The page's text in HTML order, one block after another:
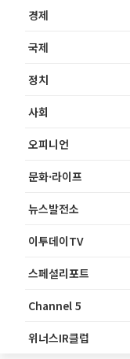
경제
국제
정치
사회
오피니언
문화·라이프
뉴스발전소
이투데이TV
스페셜리포트
Channel 5
위너스IR클럽